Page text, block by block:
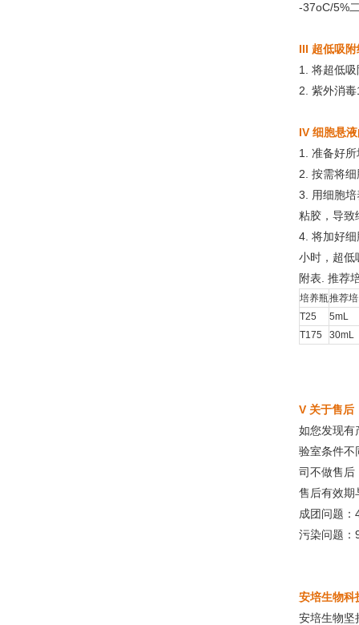
-37oC/5%
III 超低吸
1. 将超低
2. 紫外消
IV 细胞悬
1. 准备好
2. 按需将
3. 用细胞
粘胶，导致
4. 将加好
小时，超低
附表. 推荐
培养瓶推荐
T25
5mL
T175
30mL
V 关于售后
如您发现有
验室条件不
司不做售后
售后有效期
成团问题：
污染问题：
安培生物科
安培生物坚